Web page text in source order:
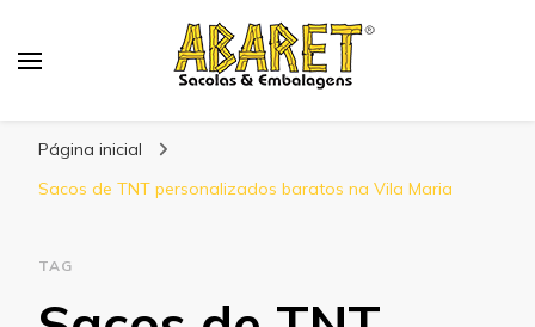
Página inicial
Sacos de TNT personalizados baratos na Vila Maria
TAG